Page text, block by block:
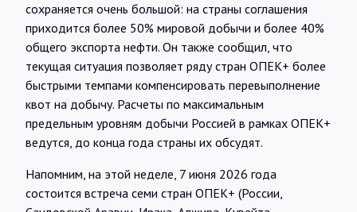
сохраняется очень большой: на страны соглашения
приходится более 50% мировой добычи и более 40%
общего экспорта нефти. Он также сообщил, что
текущая ситуация позволяет ряду стран ОПЕК+ более
быстрыми темпами компенсировать перевыполнение
квот на добычу. Расчеты по максимальным
предельным уровням добычи Россией в рамках ОПЕК+
ведутся, до конца года страны их обсудят.
Напомним, на этой неделе, 7 июня 2026 года
состоится встреча семи стран ОПЕК+ (России,